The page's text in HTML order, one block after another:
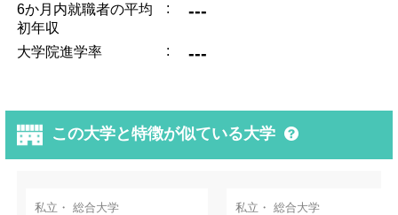
6か月内就職者の平均
初年収
: ---
大学院進学率 : ---
この大学と特徴が似ている大学
私立・ 総合大学
私立・ 総合大学